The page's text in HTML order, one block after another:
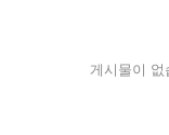
게시물이 없